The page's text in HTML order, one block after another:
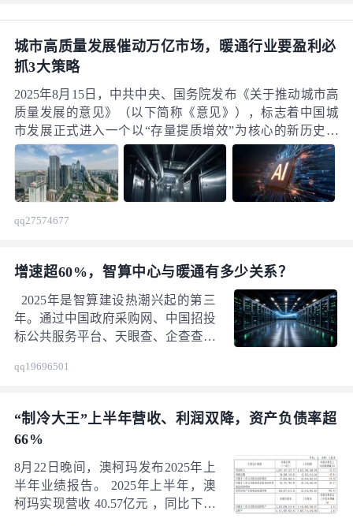
城市高质量发展催动万亿市场，暖通行业要盈利必
抓3大策略
2025年8月15日，中共中央、国务院发布《关于推动城市高
质量发展的意见》（以下简称《意见》），标志着中国城
市发展正式进入一个以“存量提质增效”为核心的新历史阶
段。这一纲领性文件不仅为未来城市建设的方方面面指明
了方向，也为与之息息相关的暖通空调（HVAC）行业带
来了深刻的变革契机与明确的发展航标。 在新时代的浪潮
下，暖通空调行业必须超越传统“温度调节器”的定位，向
“建筑智慧能源核心”和“健康环境创造者”的战略角色转型升
qq27574677
增速超60%，智算中心与暖通有多少关系？
2025年是智算建设热潮兴起的第三
年。通过中国政府采购网、中国招投
标公共服务平台、天眼查、企查查、
年的公开招投标市场上，围绕土建基
设内容，国内智算中心相关项目中标
公告已发布超393个。其中，智算中
心建设热潮依旧，项目数、建设规模
与中标金额均再创新高，半年涌现超
40个亿元大单。且智算中心分布范围
再扩大，“东数西算”算力枢纽与青
qq19696501
“制冷大王”上半年营收、利润双降，资产负债率超
66%
8月22日晚间，澳柯玛发布2025年上
半年业绩报告。 2025年上半年，澳
柯玛实现营收 40.57亿元 ，同比下降